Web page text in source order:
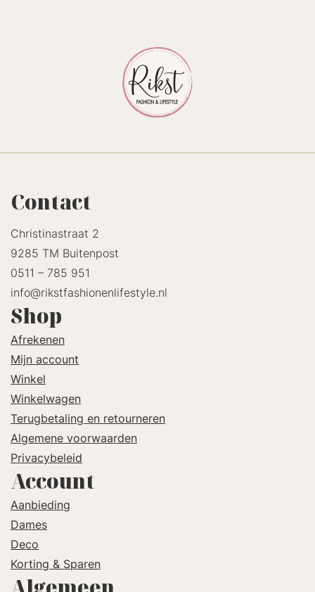
Contact
Christinastraat 2
9285 TM Buitenpost
0511 – 785 951
info@rikstfashionenlifestyle.nl
Shop
Afrekenen
Mijn account
Winkel
Winkelwagen
Terugbetaling en retourneren
Algemene voorwaarden
Privacybeleid
Account
Aanbieding
Dames
Deco
Korting & Sparen